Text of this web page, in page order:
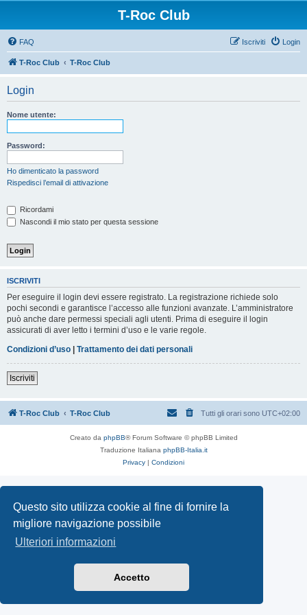
Questo sito utilizza cookie al fine di fornire la
migliore navigazione possibile
Ulteriori informazioni
Accetto
T-Roc Club
FAQ Login
Iscriviti
T-Roc Club T-Roc Club
Login
Nome utente:
Password:
Ho dimenticato la password
Rispedisci l’email di attivazione
Ricordami
Nascondi il mio stato per questa sessione
ISCRIVITI
Per eseguire il login devi essere registrato. La registrazione richiede solo
pochi secondi e garantisce l’accesso alle funzioni avanzate. L’amministratore
può anche dare permessi speciali agli utenti. Prima di eseguire il login
assicurati di aver letto i termini d’uso e le varie regole.
Condizioni d’uso | Trattamento dei dati personali
Iscriviti
T-Roc Club T-Roc Club Tutti gli orari sono UTC+02:00
Creato da phpBB® Forum Software © phpBB Limited
Traduzione Italiana phpBB-Italia.it
Privacy | Condizioni